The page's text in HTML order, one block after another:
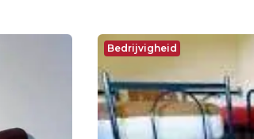
Bedrijvigheid